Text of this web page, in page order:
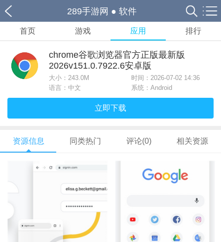
289手游网 ● 软件
首页 游戏 应用 排行
chrome谷歌浏览器官方正版最新版
2026v151.0.7922.6安卓版
大小： 243.0M
时间：2026-07-02 14:36
语言：中文
系统：Android
立即下载
资源信息 同类热门 评论(0) 相关资源